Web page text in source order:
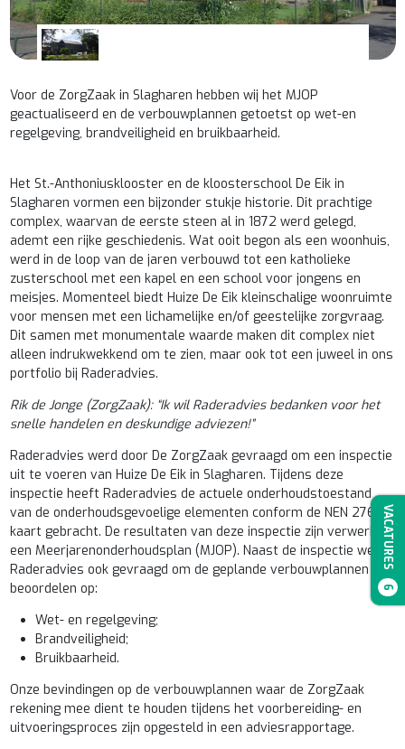
VACATURES
6
Voor de ZorgZaak in Slagharen hebben wij het MJOP
geactualiseerd en de verbouwplannen getoetst op wet-en
regelgeving, brandveiligheid en bruikbaarheid.
Het St.-Anthoniusklooster en de kloosterschool De Eik in
Slagharen vormen een bijzonder stukje historie. Dit prachtige
complex, waarvan de eerste steen al in 1872 werd gelegd,
ademt een rijke geschiedenis. Wat ooit begon als een woonhuis,
werd in de loop van de jaren verbouwd tot een katholieke
zusterschool met een kapel en een school voor jongens en
meisjes. Momenteel biedt Huize De Eik kleinschalige woonruimte
voor mensen met een lichamelijke en/of geestelijke zorgvraag.
Dit samen met monumentale waarde maken dit complex niet
alleen indrukwekkend om te zien, maar ook tot een juweel in ons
portfolio bij Raderadvies.
Rik de Jonge (ZorgZaak): “Ik wil Raderadvies bedanken voor het
snelle handelen en deskundige adviezen!”
Raderadvies werd door De ZorgZaak gevraagd om een inspectie
uit te voeren van Huize De Eik in Slagharen. Tijdens deze
inspectie heeft Raderadvies de actuele onderhoudstoestand
van de onderhoudsgevoelige elementen conform de NEN 2767 in
kaart gebracht. De resultaten van deze inspectie zijn verwerkt in
een Meerjarenonderhoudsplan (MJOP). Naast de inspectie werd
Raderadvies ook gevraagd om de geplande verbouwplannen te
beoordelen op:
Wet- en regelgeving;
Brandveiligheid;
Bruikbaarheid.
Onze bevindingen op de verbouwplannen waar de ZorgZaak
rekening mee dient te houden tijdens het voorbereiding- en
uitvoeringsproces zijn opgesteld in een adviesrapportage.